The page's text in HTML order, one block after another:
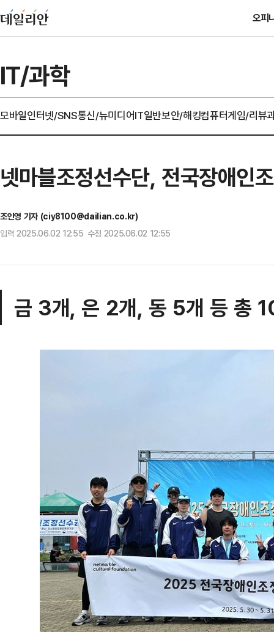
오피
IT/과학
모바일인터넷/SNS통신/뉴미디어IT일반보안/해킹컴퓨터게임/리뷰
넷마블조정선수단, 전국장애인
조인영 기자 (ciy8100@dailian.co.kr)
입력 2025.06.02 12:55 수정 2025.06.02 12:55
금 3개, 은 2개, 동 5개 등 총